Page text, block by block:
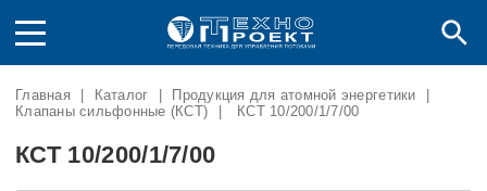
Главная Каталог Продукция для атомной энергетики
Клапаны сильфонные (КСТ)
КСТ 10/200/1/7/00
КСТ 10/200/1/7/00